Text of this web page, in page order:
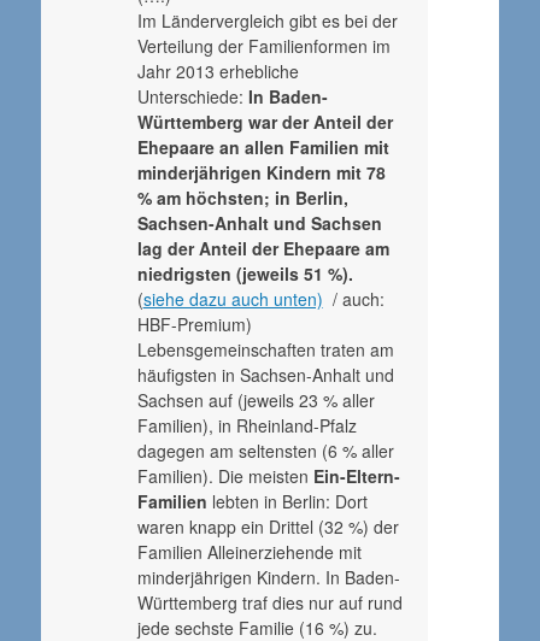
Im Ländervergleich gibt es bei der
Verteilung der Familienformen im
Jahr 2013 erhebliche
Unterschiede: In Baden-
Württemberg war der Anteil der
Ehepaare an allen Familien mit
minderjährigen Kindern mit 78
% am höchsten; in Berlin,
Sachsen-Anhalt und Sachsen
lag der Anteil der Ehepaare am
niedrigsten (jeweils 51 %).
(siehe dazu auch unten) / auch:
HBF-Premium)
Lebensgemeinschaften traten am
häufigsten in Sachsen-Anhalt und
Sachsen auf (jeweils 23 % aller
Familien), in Rheinland-Pfalz
dagegen am seltensten (6 % aller
Familien). Die meisten Ein-Eltern-
Familien lebten in Berlin: Dort
waren knapp ein Drittel (32 %) der
Familien Alleinerziehende mit
minderjährigen Kindern. In Baden-
Württemberg traf dies nur auf rund
jede sechste Familie (16 %) zu.